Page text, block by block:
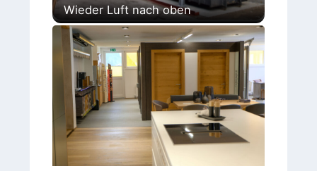
Wieder Luft nach oben